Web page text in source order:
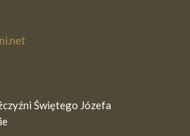
Świętego Józefa